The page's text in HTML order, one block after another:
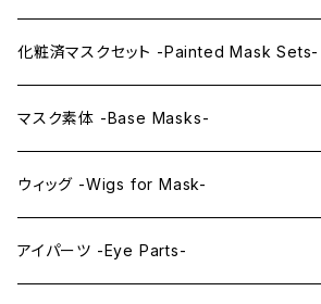
KAWAII PREMIUM Mask & Wig Sets
プレミアムマスク素体-Premium base
プレミアムウィッグ -Premium Wigs-
プレミアムレンズアイ -Premium Lens eye-
化粧済マスクセット -Painted Mask Sets-
KAWAII EX series
KAWAII series
IDOL series
マスク素体 -Base Masks-
アニメマスク -Anime Masks-
ドールマスク -Doll Masks-
ウィッグ -Wigs for Mask-
ロング -Long-
アイパーツ -Eye Parts-